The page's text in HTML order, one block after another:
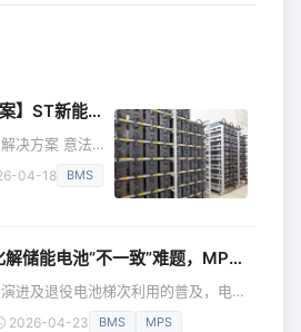
ST新能源汽车 BMS解决方案
决方案 意法半
子电池监测和
性汽车应用和
压测量精度
10个NTC。信
口VIF总线传
决 艾睿电子拥有
04-18
BMS
池“不一致”难题，MPS主动均衡方案全解析
进及退役电池梯次利用的普及，电池
主动均衡成为提升系统寿命与安全的
2026-04-23 BMS MPS